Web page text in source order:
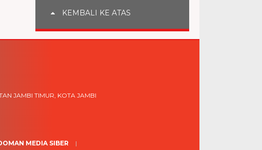
KEMBALI KE ATAS
JAMBI TIMUR, KOTA JAMBI
MEDIA SIBER